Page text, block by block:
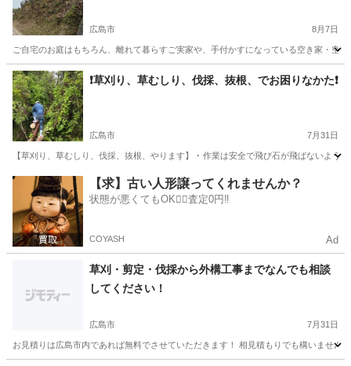
広島市 8月7日
ご自宅のお庭はもちろん、離れて暮らすご実家や、手付かすになっている空き家・空
広島 広島市 その他 無料
❗️草刈り、草むしり、伐採、抜根、でお困りなかた❗️
広島市 7月31日
【草刈り、草むしり、伐採、抜根、やります】 ･ 作業は安全で飛び石が飛ばないよ
広島 広島市 草刈り 草むしり
【求】古い人形譲ってくれませんか？
状態が悪くてもOK🙆‍♀️査定0円‼️
COYASH Ad
草刈・剪定・伐採から外構工事までなんでも相談
してください！
広島市 7月31日
お見積りは広島市内であれば無料でさせていただきます！ 相見積もりでも構いませ